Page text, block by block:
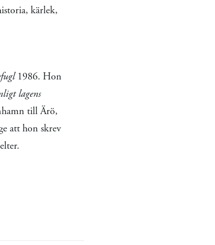
kärlek,
1986. Hon
lagens
till Ärö,
att hon skrev